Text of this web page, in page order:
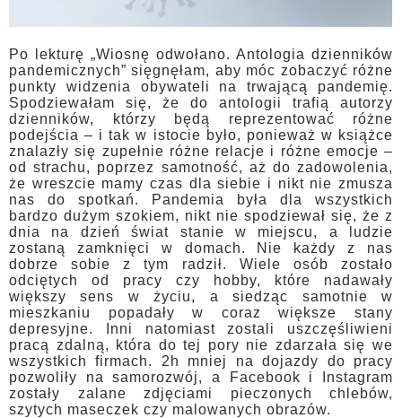
Po lekturę „Wiosnę odwołano. Antologia dzienników
pandemicznych” sięgnęłam, aby móc zobaczyć różne
punkty widzenia obywateli na trwającą pandemię.
Spodziewałam się, że do antologii trafią autorzy
dzienników, którzy będą reprezentować różne
podejścia – i tak w istocie było, ponieważ w książce
znalazły się zupełnie różne relacje i różne emocje –
od strachu, poprzez samotność, aż do zadowolenia,
że wreszcie mamy czas dla siebie i nikt nie zmusza
nas do spotkań. Pandemia była dla wszystkich
bardzo dużym szokiem, nikt nie spodziewał się, że z
dnia na dzień świat stanie w miejscu, a ludzie
zostaną zamknięci w domach. Nie każdy z nas
dobrze sobie z tym radził. Wiele osób zostało
odciętych od pracy czy hobby, które nadawały
większy sens w życiu, a siedząc samotnie w
mieszkaniu popadały w coraz większe stany
depresyjne. Inni natomiast zostali uszczęśliwieni
pracą zdalną, która do tej pory nie zdarzała się we
wszystkich firmach. 2h mniej na dojazdy do pracy
pozwoliły na samorozwój, a Facebook i Instagram
zostały zalane zdjęciami pieczonych chlebów,
szytych maseczek czy malowanych obrazów.